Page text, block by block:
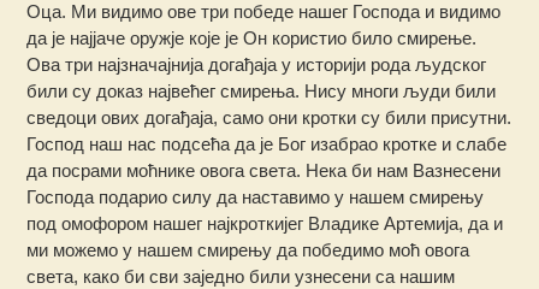
Оца. Ми видимо ове три победе нашег Господа и видимо
да је најјаче оружје које је Он користио било смирење.
Ова три најзначајнија догађаја у историји рода људског
били су доказ највећег смирења. Нису многи људи били
сведоци ових догађаја, само они кротки су били присутни.
Господ наш нас подсећа да је Бог изабрао кротке и слабе
да посрами моћнике овога света. Нека би нам Вазнесени
Господа подарио силу да наставимо у нашем смирењу
под омофором нашег најкроткијег Владике Артемија, да и
ми можемо у нашем смирењу да победимо моћ овога
света, како би сви заједно били узнесени са нашим